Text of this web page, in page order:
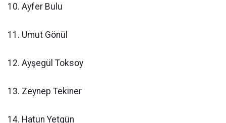
10. Ayfer Bulu
11. Umut Gönül
12. Ayşegül Toksoy
13. Zeynep Tekiner
14. Hatun Yetgün